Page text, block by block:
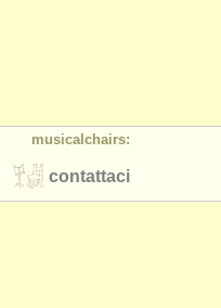
musicalchairs:
contattaci